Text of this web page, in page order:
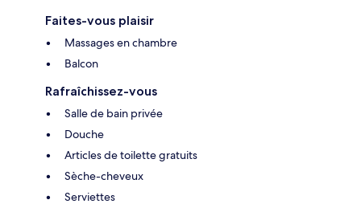
Faites-vous plaisir
Massages en chambre
Balcon
Rafraîchissez-vous
Salle de bain privée
Douche
Articles de toilette gratuits
Sèche-cheveux
Serviettes